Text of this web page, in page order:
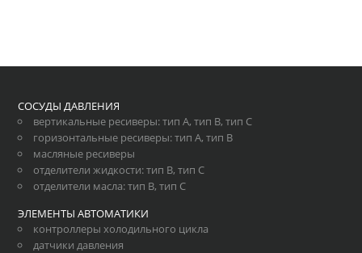
СОСУДЫ ДАВЛЕНИЯ
вертикальные ресиверы:тип А,тип В,тип С
горизонтальные ресиверы:тип А,тип В
масляные ресиверы
отделители жидкости:тип В,тип С
отделители масла:тип В,тип С
ЭЛЕМЕНТЫ АВТОМАТИКИ
контроллеры холодильного цикла
датчики давления